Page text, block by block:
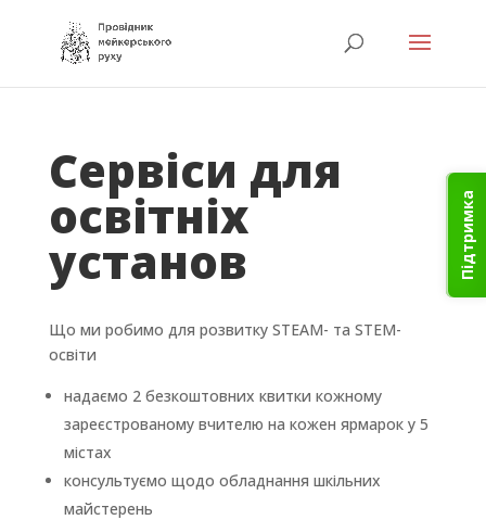
Підтримка
Сервіси для
освітніх
установ
Що ми робимо для розвитку STEAM- та STEM-
освіти
надаємо 2 безкоштовних квитки кожному
зареєстрованому вчителю на кожен ярмарок у 5
містах
консультуємо щодо обладнання шкільних
майстерень